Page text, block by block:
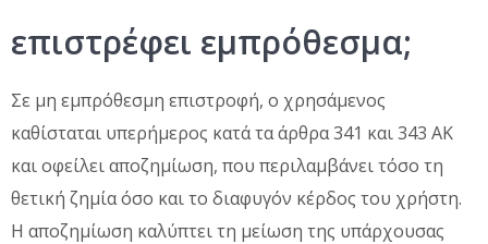
επιστρέφει εμπρόθεσμα;
Σε μη εμπρόθεσμη επιστροφή, ο χρησάμενος
καθίσταται υπερήμερος κατά τα άρθρα 341 και 343 ΑΚ
και οφείλει αποζημίωση, που περιλαμβάνει τόσο τη
θετική ζημία όσο και το διαφυγόν κέρδος του χρήστη.
Η αποζημίωση καλύπτει τη μείωση της υπάρχουσας